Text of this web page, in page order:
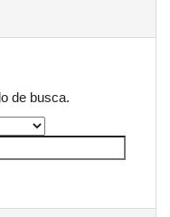
de busca.